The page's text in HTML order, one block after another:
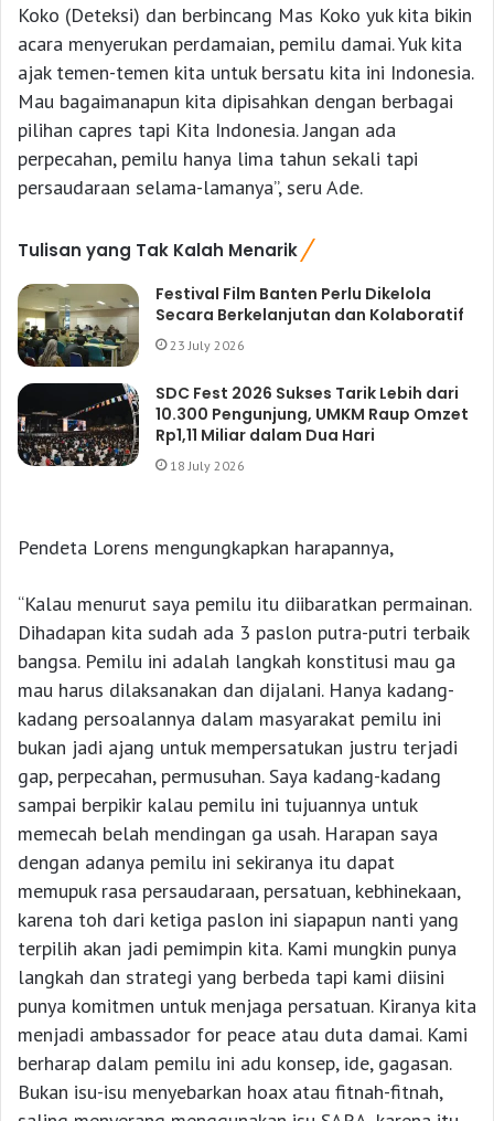
Koko (Deteksi) dan berbincang Mas Koko yuk kita bikin
acara menyerukan perdamaian, pemilu damai. Yuk kita
ajak temen-temen kita untuk bersatu kita ini Indonesia.
Mau bagaimanapun kita dipisahkan dengan berbagai
pilihan capres tapi Kita Indonesia. Jangan ada
perpecahan, pemilu hanya lima tahun sekali tapi
persaudaraan selama-lamanya”, seru Ade.
Tulisan yang Tak Kalah Menarik
Festival Film Banten Perlu Dikelola
Secara Berkelanjutan dan Kolaboratif
23 July 2026
SDC Fest 2026 Sukses Tarik Lebih dari
10.300 Pengunjung, UMKM Raup Omzet
Rp1,11 Miliar dalam Dua Hari
18 July 2026
Pendeta Lorens mengungkapkan harapannya,
“Kalau menurut saya pemilu itu diibaratkan permainan.
Dihadapan kita sudah ada 3 paslon putra-putri terbaik
bangsa. Pemilu ini adalah langkah konstitusi mau ga
mau harus dilaksanakan dan dijalani. Hanya kadang-
kadang persoalannya dalam masyarakat pemilu ini
bukan jadi ajang untuk mempersatukan justru terjadi
gap, perpecahan, permusuhan. Saya kadang-kadang
sampai berpikir kalau pemilu ini tujuannya untuk
memecah belah mendingan ga usah. Harapan saya
dengan adanya pemilu ini sekiranya itu dapat
memupuk rasa persaudaraan, persatuan, kebhinekaan,
karena toh dari ketiga paslon ini siapapun nanti yang
terpilih akan jadi pemimpin kita. Kami mungkin punya
langkah dan strategi yang berbeda tapi kami diisini
punya komitmen untuk menjaga persatuan. Kiranya kita
menjadi ambassador for peace atau duta damai. Kami
berharap dalam pemilu ini adu konsep, ide, gagasan.
Bukan isu-isu menyebarkan hoax atau fitnah-fitnah,